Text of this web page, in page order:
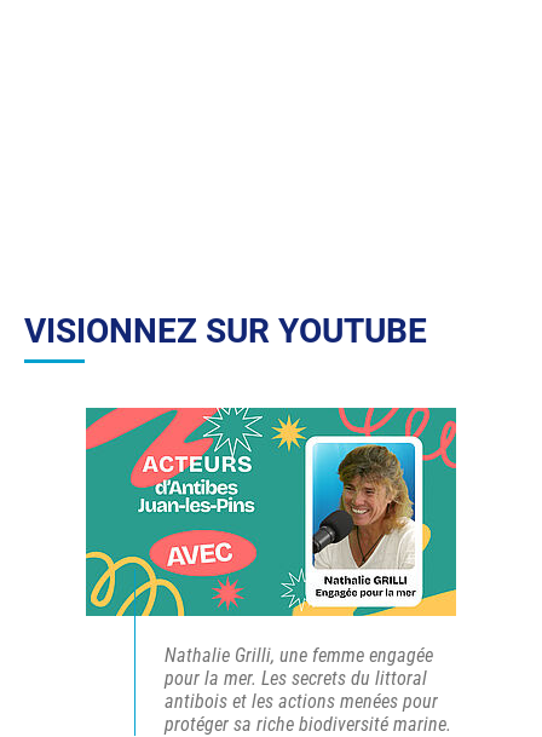
VISIONNEZ SUR YOUTUBE
Nathalie Grilli, une femme engagée
pour la mer. Les secrets du littoral
antibois et les actions menées pour
protéger sa riche biodiversité marine.